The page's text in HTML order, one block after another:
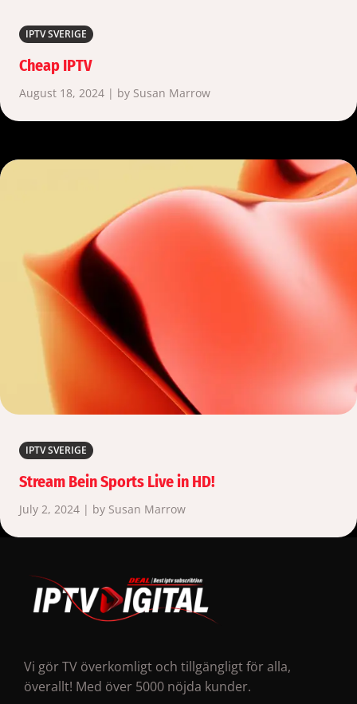
IPTV SVERIGE
Cheap IPTV
August 18, 2024 | by Susan Marrow
IPTV SVERIGE
Stream Bein Sports Live in HD!
July 2, 2024 | by Susan Marrow
Vi gör TV överkomligt och tillgängligt för alla,
överallt! Med över 5000 nöjda kunder.